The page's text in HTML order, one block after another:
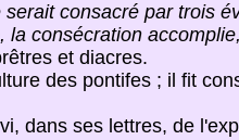
serait consacré par trois
la consécration
et diacres.
des pontifes ; il fit
dans ses lettres, de